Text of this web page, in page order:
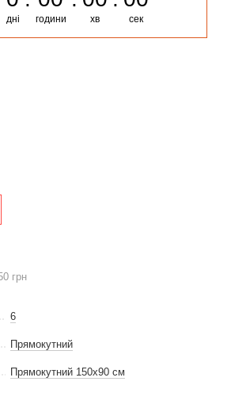
дні години хв сек
грн
6
Прямокутний
Прямокутний 150х90 см